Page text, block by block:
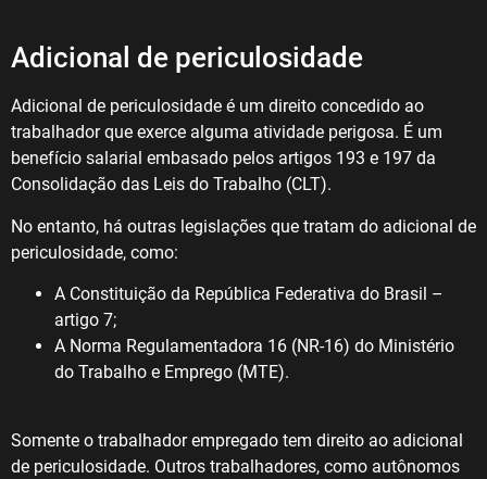
Adicional de periculosidade
Adicional de periculosidade é um direito concedido ao
trabalhador que exerce alguma atividade perigosa. É um
benefício salarial embasado pelos artigos 193 e 197 da
Consolidação das Leis do Trabalho (CLT).
No entanto, há outras legislações que tratam do adicional de
periculosidade, como:
A Constituição da República Federativa do Brasil –
artigo 7;
A Norma Regulamentadora 16 (NR-16) do Ministério
do Trabalho e Emprego (MTE).
Somente o trabalhador empregado tem direito ao adicional
de periculosidade. Outros trabalhadores, como autônomos